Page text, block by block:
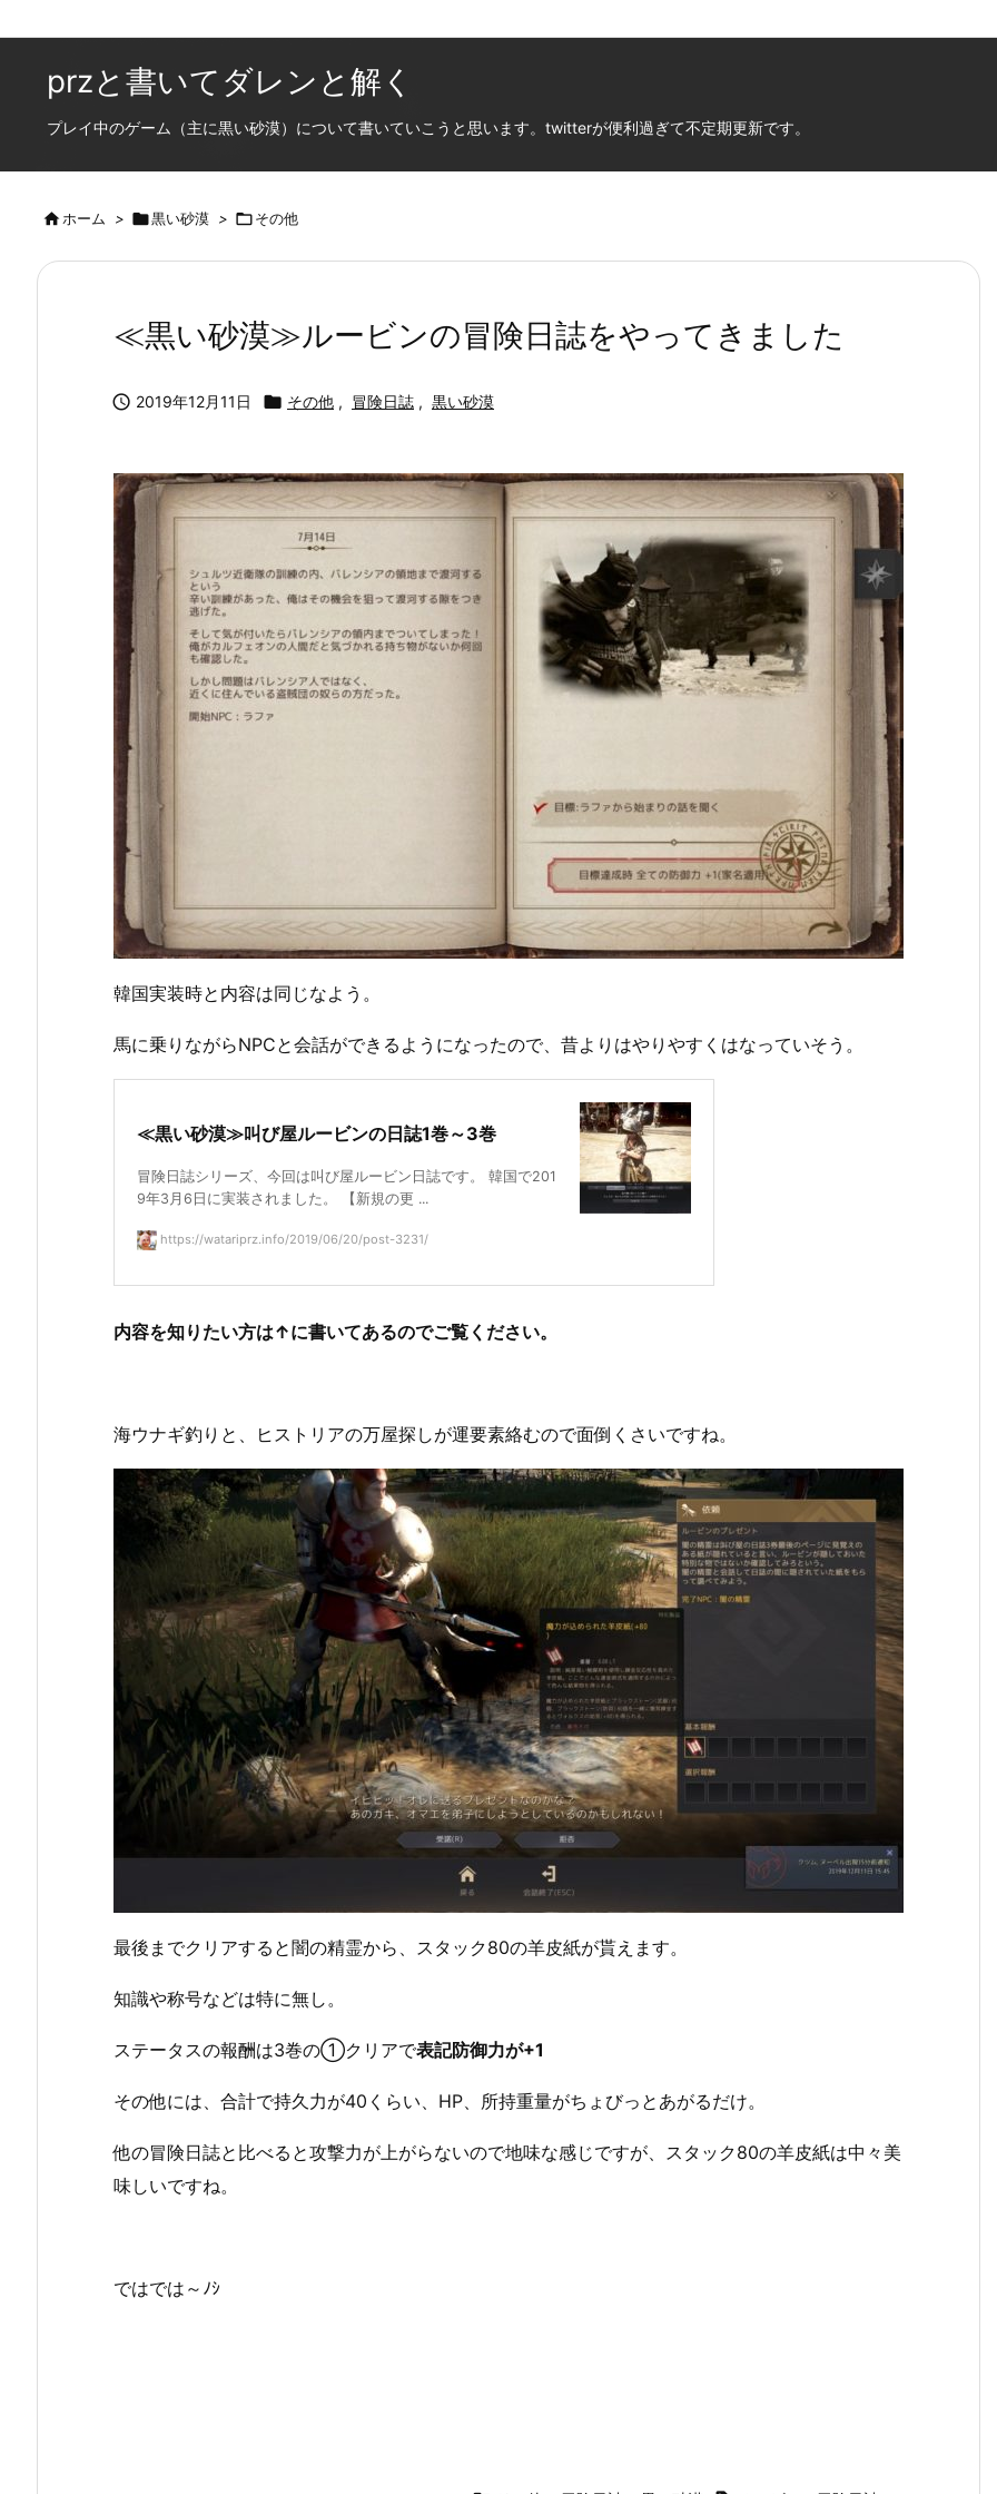
przと書いてダレンと解く
プレイ中のゲーム（主に黒い砂漠）について書いていこうと思います。twitterが便利過ぎて不定期更新です。
ホーム > 黒い砂漠 > その他
≪黒い砂漠≫ルービンの冒険日誌をやってきました
 2019年12月11日  その他 , 冒険日誌 , 黒い砂漠
韓国実装時と内容は同じなよう。
馬に乗りながらNPCと会話ができるようになったので、昔よりはやりやすくはなっていそう。
≪黒い砂漠≫叫び屋ルービンの日誌1巻～3巻
冒険日誌シリーズ、今回は叫び屋ルービン日誌です。 韓国で201
9年3月6日に実装されました。 【新規の更 ...
https://watariprz.info/2019/06/20/post-3231/
内容を知りたい方は↑に書いてあるのでご覧ください。
海ウナギ釣りと、ヒストリアの万屋探しが運要素絡むので面倒くさいですね。
最後までクリアすると闇の精霊から、スタック80の羊皮紙が貰えます。
知識や称号などは特に無し。
ステータスの報酬は3巻の①クリアで表記防御力が+1
その他には、合計で持久力が40くらい、HP、所持重量がちょびっとあがるだけ。
他の冒険日誌と比べると攻撃力が上がらないので地味な感じですが、スタック80の羊皮紙は中々美
味しいですね。
ではでは～ﾉｼ